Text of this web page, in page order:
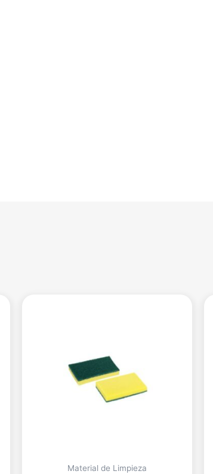
Material de Limpieza